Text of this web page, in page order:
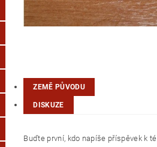
ZEMĚ PŮVODU
DISKUZE
Buďte první, kdo napíše příspěvek k